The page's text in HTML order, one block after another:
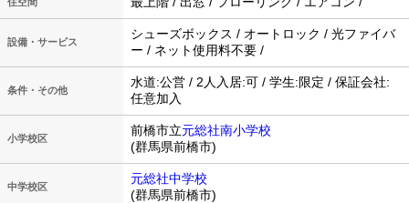
設備・サービス
シューズボックス / オートロック / 光ファイバ
ー / ネット使用料不要 /
条件・その他
水道:公営 / 2人入居:可 / 学生:限定 / 保証会社:
任意加入
小学校区
前橋市立元総社南小学校
(群馬県前橋市)
中学校区
元総社中学校
(群馬県前橋市)